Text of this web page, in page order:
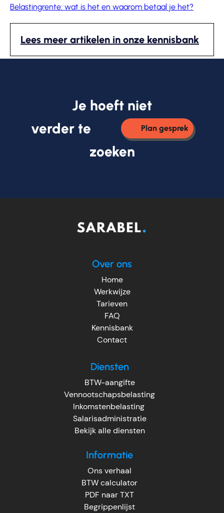
Belastingrente: wat is het en waarom betaal je het?
Lees meer artikelen in onze kennisbank
Je hoeft niet
verder te
Plan gesprek
zoeken
Over ons
Home
Werkwijze
Tarieven
FAQ
Kennisbank
Contact
Diensten
BTW-aangifte
Vennootschapsbelasting
Inkomstenbelasting
Salarisadministratie
Bekijk alle diensten
Informatie
Ons verhaal
BTW calculator
PDF naar TXT
Begrippenlijst